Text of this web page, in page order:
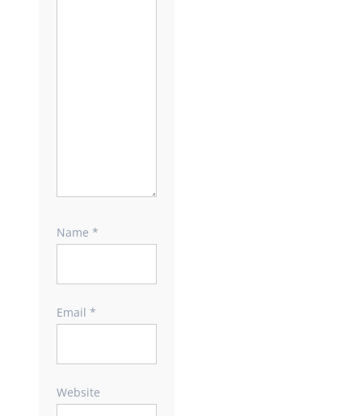
Name *
Email *
Website